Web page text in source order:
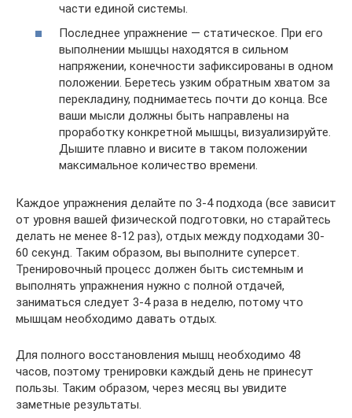
части единой системы.
Последнее упражнение — статическое. При его
выполнении мышцы находятся в сильном
напряжении, конечности зафиксированы в одном
положении. Беретесь узким обратным хватом за
перекладину, поднимаетесь почти до конца. Все
ваши мысли должны быть направлены на
проработку конкретной мышцы, визуализируйте.
Дышите плавно и висите в таком положении
максимальное количество времени.
Каждое упражнения делайте по 3-4 подхода (все зависит
от уровня вашей физической подготовки, но старайтесь
делать не менее 8-12 раз), отдых между подходами 30-
60 секунд. Таким образом, вы выполните суперсет.
Тренировочный процесс должен быть системным и
выполнять упражнения нужно с полной отдачей,
заниматься следует 3-4 раза в неделю, потому что
мышцам необходимо давать отдых.
Для полного восстановления мышц необходимо 48
часов, поэтому тренировки каждый день не принесут
пользы. Таким образом, через месяц вы увидите
заметные результаты.